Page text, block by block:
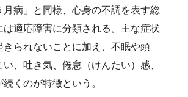
病」と同様、心身の不調を表す総
は適応障害に分類される。主な症状
きられないことに加え、不眠や頭
、吐き気、倦怠（けんたい）感、
くのが特徴という。